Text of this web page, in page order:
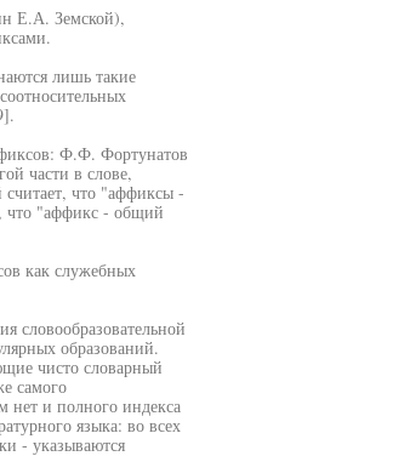
Е.А. Земской),
лишь такие
Ф.Ф. Фортунатов
части в слове,
что "аффиксы -
что "аффикс - общий
как служебных
словообразовательной
образований.
чисто словарный
самого
нет и полного индекса
языка: во всех
- указываются